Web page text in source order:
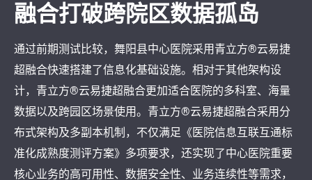
融合打破跨院区数据孤岛
通过前期测试比较，舞阳县中心医院采用青立方®云易捷
超融合快速搭建了信息化基础设施。相对于其他架构设
计，青立方®云易捷超融合更加适合医院的多科室、海量
数据以及跨园区场景使用。青立方®云易捷超融合采用分
布式架构及多副本机制，不仅满足《医院信息互联互通标
准化成熟度测评方案》多项要求，还实现了中心医院重要
核心业务的高可用性、数据安全性、业务连续性等需求，